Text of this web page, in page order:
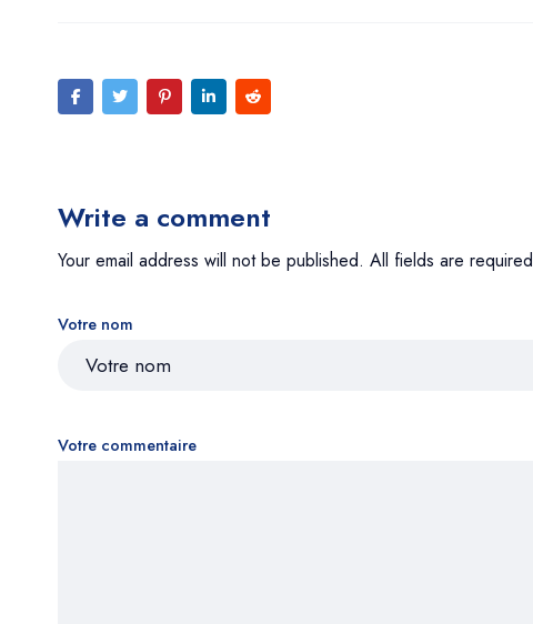
Write a comment
Your email address will not be published. All fields are required
Votre nom
Votre commentaire